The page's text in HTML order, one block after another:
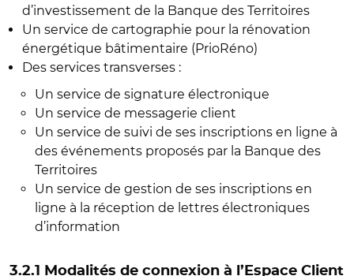
d’investissement de la Banque des Territoires
Un service de cartographie pour la rénovation
énergétique bâtimentaire (PrioRéno)
Des services transverses :
Un service de signature électronique
Un service de messagerie client
Un service de suivi de ses inscriptions en ligne à
des événements proposés par la Banque des
Territoires
Un service de gestion de ses inscriptions en
ligne à la réception de lettres électroniques
d’information
3.2.1 Modalités de connexion à l’Espace Client